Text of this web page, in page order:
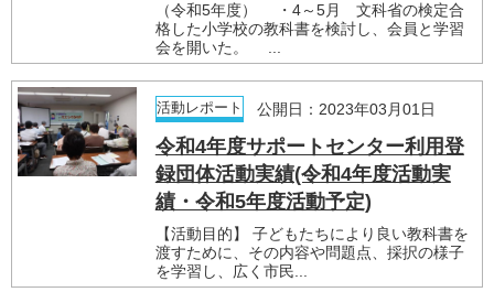
（令和5年度） ・4～5月 文科省の検定合
格した小学校の教科書を検討し、会員と学習
会を開いた。 ...
活動レポート 公開日：2023年03月01日
令和4年度サポートセンター利用登
録団体活動実績(令和4年度活動実
績・令和5年度活動予定)
【活動目的】 子どもたちにより良い教科書を
渡すために、その内容や問題点、採択の様子
を学習し、広く市民...